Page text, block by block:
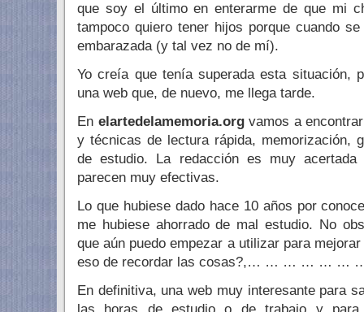
que soy el último en enterarme de que mi
tampoco quiero tener hijos porque cuando
embarazada (y tal vez no de mí).
Yo creía que tenía superada esta situación,
una web que, de nuevo, me llega tarde.
En elartedelamemoria.orgvamos a
y técnicas de lectura rápida, memorización,
de estudio. La redacción es muy
parecen muy efectivas.
Lo que hubiese dado hace 10 años por
me hubiese ahorrado de mal estudio. No
que aún puedo empezar a utilizar para
eso de recordar las cosas?,… … … … … …
En definitiva, una web muy interesante para